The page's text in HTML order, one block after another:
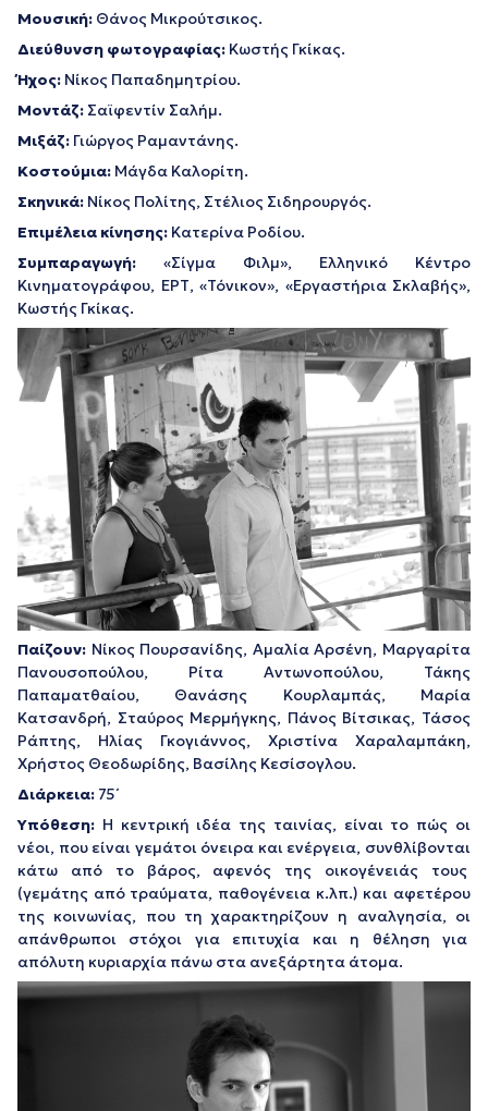
Μουσική: Θάνος Μικρούτσικος.
Διεύθυνση φωτογραφίας: Κωστής Γκίκας.
Ήχος: Νίκος Παπαδημητρίου.
Μοντάζ: Σαϊφεντίν Σαλήμ.
Μιξάζ: Γιώργος Ραμαντάνης.
Κοστούμια: Μάγδα Καλορίτη.
Σκηνικά: Νίκος Πολίτης, Στέλιος Σιδηρουργός.
Επιμέλεια κίνησης: Κατερίνα Ροδίου.
Συμπαραγωγή: «Σίγμα Φιλμ», Ελληνικό Κέντρο
Κινηματογράφου, ΕΡΤ, «Τόνικον», «Εργαστήρια Σκλαβής»,
Κωστής Γκίκας.
Παίζουν: Νίκος Πουρσανίδης, Αμαλία Αρσένη, Μαργαρίτα
Πανουσοπούλου, Ρίτα Αντωνοπούλου, Τάκης
Παπαματθαίου, Θανάσης Κουρλαμπάς, Μαρία
Κατσανδρή, Σταύρος Μερμήγκης, Πάνος Βίτσικας, Τάσος
Ράπτης, Ηλίας Γκογιάννος, Χριστίνα Χαραλαμπάκη,
Χρήστος Θεοδωρίδης, Βασίλης Κεσίσογλου.
Διάρκεια: 75΄
Υπόθεση: Η κεντρική ιδέα της ταινίας, είναι το πώς οι
νέοι, που είναι γεμάτοι όνειρα και ενέργεια, συνθλίβονται
κάτω από το βάρος, αφενός της οικογένειάς τους
(γεμάτης από τραύματα, παθογένεια κ.λπ.) και αφετέρου
της κοινωνίας, που τη χαρακτηρίζουν η αναλγησία, οι
απάνθρωποι στόχοι για επιτυχία και η θέληση για
απόλυτη κυριαρχία πάνω στα ανεξάρτητα άτομα.